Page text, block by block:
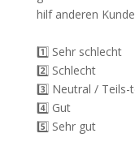
hilf anderen
1️⃣ Sehr schlecht
2️⃣ Schlecht
3️⃣ Neutral / Teils-
4️⃣ Gut
5️⃣ Sehr gut